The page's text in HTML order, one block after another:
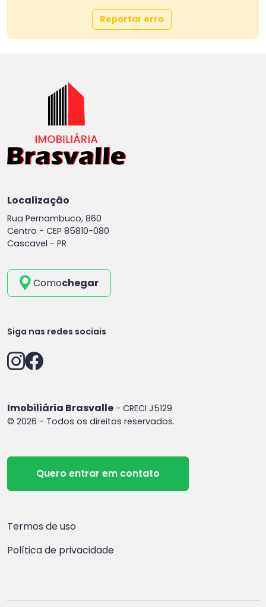
Reportar erro
Localização
Rua Pernambuco, 860
Centro - CEP 85810-080
Cascavel - PR
Comochegar
Siga nas redes sociais
Imobiliária Brasvalle - CRECI J5129
© 2026 - Todos os direitos reservados.
Quero entrar em contato
Termos de uso
Política de privacidade